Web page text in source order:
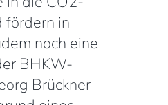
fördern in
noch eine
BHKW-
Brückner